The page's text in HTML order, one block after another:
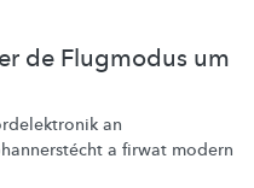
de Flugmodus um
an
a firwat modern